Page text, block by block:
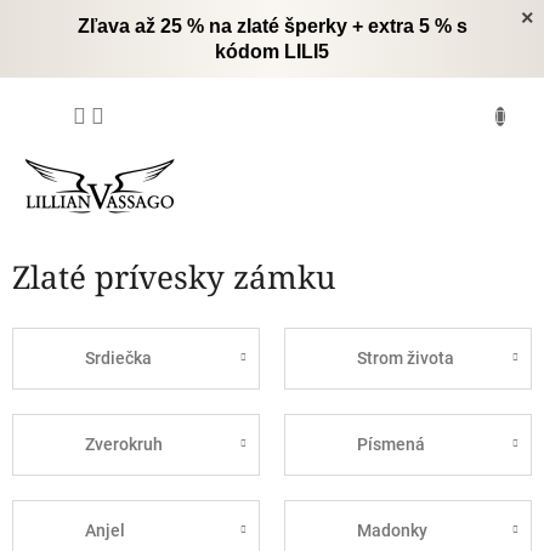
×
Zľava až 25 % na zlaté šperky + extra 5 % s
kódom LILI5
Zlaté prívesky zámku
Srdiečka Strom života
Zverokruh Písmená
Anjel Madonky